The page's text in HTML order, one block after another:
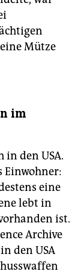
Mütze
im
in den USA.
Einwohner:
eine
lebt in
ist.
Archive
den USA